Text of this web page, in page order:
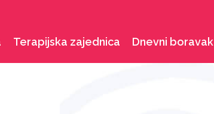
Terapijska zajednica Dnevni boravak